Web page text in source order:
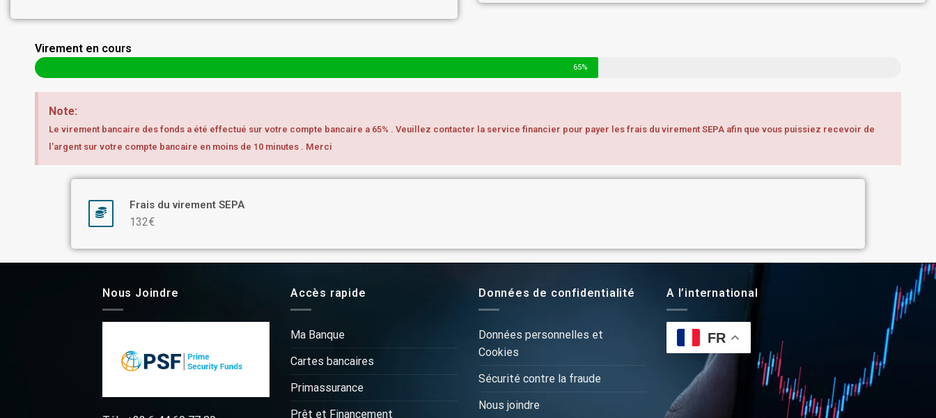
Virement en cours
65%
Note:
Le virement bancaire des fonds a été effectué sur votre compte bancaire a 65% . Veuillez contacter la service financier pour payer les frais du virement SEPA afin que vous puissiez recevoir de
l'argent sur votre compte bancaire en moins de 10 minutes . Merci
Frais du virement SEPA
132€
Nous Joindre Accès rapide
Ma Banque
Cartes bancaires
Primassurance
Prêt et Financement
Données de confidentialité
Données personnelles et
Cookies
Sécurité contre la fraude
Nous joindre
A l’international
FR